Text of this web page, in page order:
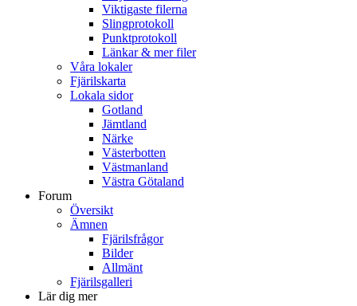
Viktigaste filerna
Slingprotokoll
Punktprotokoll
Länkar & mer filer
Våra lokaler
Fjärilskarta
Lokala sidor
Gotland
Jämtland
Närke
Västerbotten
Västmanland
Västra Götaland
Forum
Översikt
Ämnen
Fjärilsfrågor
Bilder
Allmänt
Fjärilsgalleri
Lär dig mer